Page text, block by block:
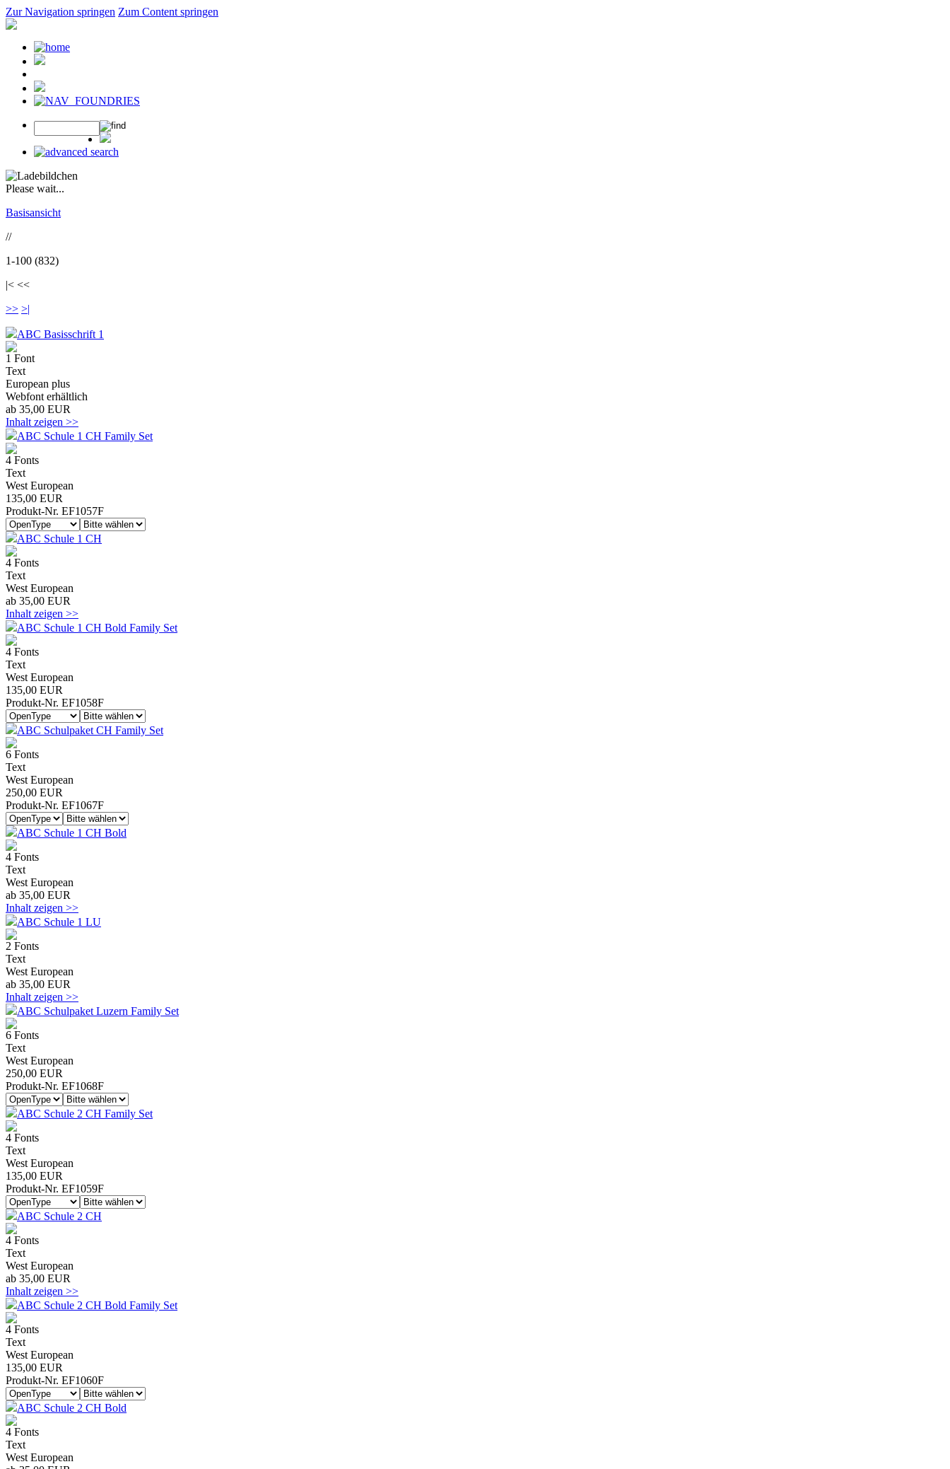
Zur Navigation springen Zum Content springen
Please wait...
Basisansicht
//
1-100 (832)
|< <<
>> >|
ABC Basisschrift 1
1 Font
Text
European plus
Webfont erhältlich
ab 35,00 EUR
Inhalt zeigen >>
ABC Schule 1 CH Family Set
4 Fonts
Text
West European
135,00 EUR
Produkt-Nr. EF1057F
ABC Schule 1 CH
4 Fonts
Text
West European
ab 35,00 EUR
Inhalt zeigen >>
ABC Schule 1 CH Bold Family Set
4 Fonts
Text
West European
135,00 EUR
Produkt-Nr. EF1058F
ABC Schulpaket CH Family Set
6 Fonts
Text
West European
250,00 EUR
Produkt-Nr. EF1067F
ABC Schule 1 CH Bold
4 Fonts
Text
West European
ab 35,00 EUR
Inhalt zeigen >>
ABC Schule 1 LU
2 Fonts
Text
West European
ab 35,00 EUR
Inhalt zeigen >>
ABC Schulpaket Luzern Family Set
6 Fonts
Text
West European
250,00 EUR
Produkt-Nr. EF1068F
ABC Schule 2 CH Family Set
4 Fonts
Text
West European
135,00 EUR
Produkt-Nr. EF1059F
ABC Schule 2 CH
4 Fonts
Text
West European
ab 35,00 EUR
Inhalt zeigen >>
ABC Schule 2 CH Bold Family Set
4 Fonts
Text
West European
135,00 EUR
Produkt-Nr. EF1060F
ABC Schule 2 CH Bold
4 Fonts
Text
West European